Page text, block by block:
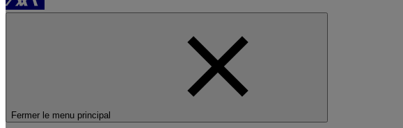
Fermer le menu principal